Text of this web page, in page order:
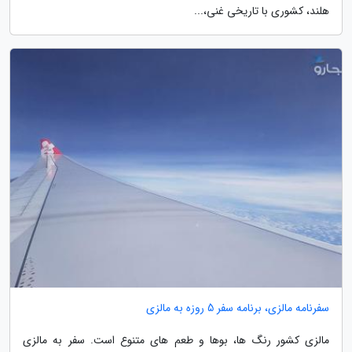
هلند، کشوری با تاریخی غنی،...
سفرنامه مالزی، برنامه سفر 5 روزه به مالزی
مالزی کشور رنگ ها، بوها و طعم های متنوع است. سفر به مالزی